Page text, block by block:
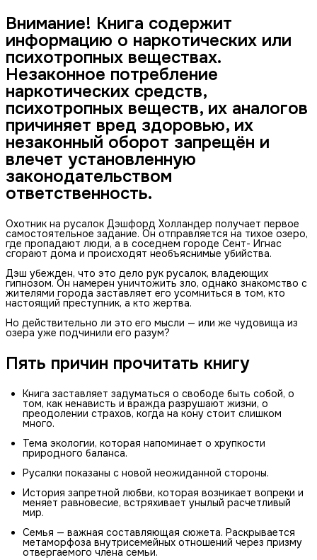
Внимание! Книга содержит
информацию о наркотических или
психотропных веществах.
Незаконное потребление
наркотических средств,
психотропных веществ, их аналогов
причиняет вред здоровью, их
незаконный оборот запрещён и
влечет установленную
законодательством
ответственность.
Охотник на русалок Дэшфорд Холландер получает первое
самостоятельное задание. Он отправляется на тихое озеро,
где пропадают люди, а в соседнем городе Сент- Игнас
сгорают дома и происходят необъяснимые убийства.
Дэш убежден, что это дело рук русалок, владеющих
гипнозом. Он намерен уничтожить зло, однако знакомство с
жителями города заставляет его усомниться в том, кто
настоящий преступник, а кто жертва.
Но действительно ли это его мысли — или же чудовища из
озера уже подчинили его разум?
Пять причин прочитать книгу
Книга заставляет задуматься о свободе быть собой, о
том, как ненависть и вражда разрушают жизни, о
преодолении страхов, когда на кону стоит слишком
много.
Тема экологии, которая напоминает о хрупкости
природного баланса.
Русалки показаны с новой неожиданной стороны.
История запретной любви, которая возникает вопреки и
меняет равновесие, встряхивает унылый расчетливый
мир.
Семья — важная составляющая сюжета. Раскрывается
метаморфоза внутрисемейных отношений через призму
отвергаемого члена семьи.